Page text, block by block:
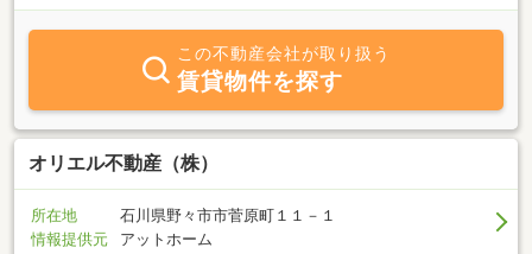
この不動産会社が取り扱う
賃貸物件を探す
オリエル不動産（株）
所在地
石川県野々市市菅原町１１－１
情報提供元
アットホーム